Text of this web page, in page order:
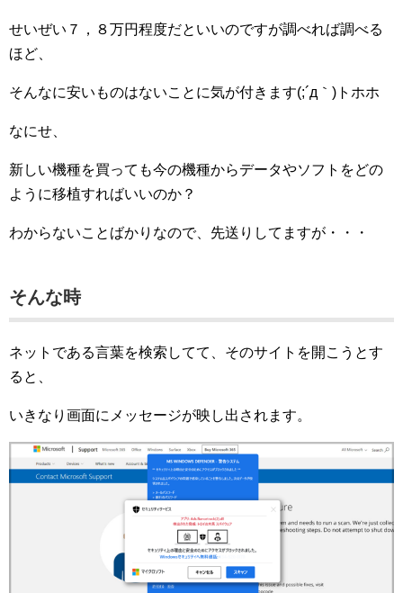
せいぜい７，８万円程度だといいのですが調べれば調べる
ほど、
そんなに安いものはないことに気が付きます(;´д｀)トホホ
なにせ、
新しい機種を買っても今の機種からデータやソフトをどの
ように移植すればいいのか？
わからないことばかりなので、先送りしてますが・・・
そんな時
ネットである言葉を検索してて、そのサイトを開こうとす
ると、
いきなり画面にメッセージが映し出されます。